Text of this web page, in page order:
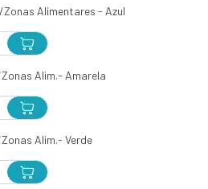
Alimentares - Azul
Alim.- Amarela
Alim.- Verde